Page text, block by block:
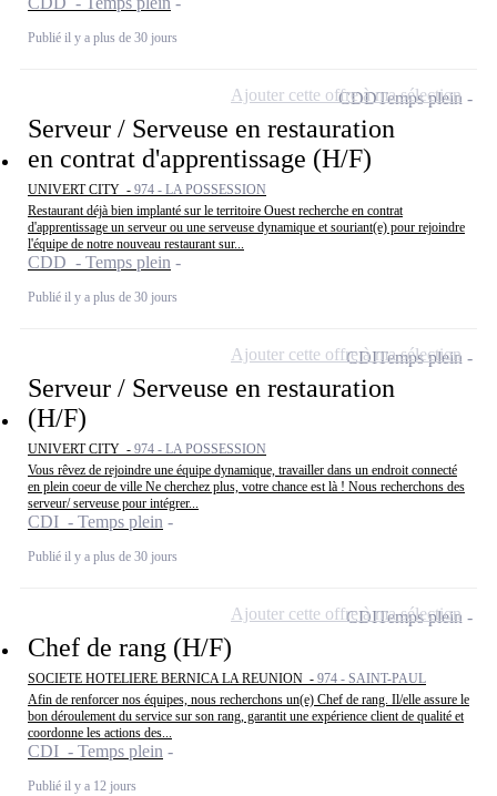
Publié il y a plus de 30 jours
Serveur / Serveuse en restauration
en contrat d'apprentissage (H/F)
UNIVERT CITY - 974 - LA POSSESSION
Restaurant déjà bien implanté sur le territoire Ouest recherche en contrat
d'apprentissage un serveur ou une serveuse dynamique et souriant(e) pour rejoindre
l'équipe de notre nouveau restaurant sur...
CDD - Temps plein
Publié il y a plus de 30 jours
CDDTemps plein
Ajouter cette offre à ma sélection
Serveur / Serveuse en restauration
(H/F)
UNIVERT CITY - 974 - LA POSSESSION
Vous rêvez de rejoindre une équipe dynamique, travailler dans un endroit connecté
en plein coeur de ville Ne cherchez plus, votre chance est là ! Nous recherchons des
serveur/ serveuse pour intégrer...
CDI - Temps plein
Publié il y a plus de 30 jours
CDITemps plein
Ajouter cette offre à ma sélection
Chef de rang (H/F)
SOCIETE HOTELIERE BERNICA LA REUNION - 974 - SAINT-PAUL
Afin de renforcer nos équipes, nous recherchons un(e) Chef de rang. Il/elle assure le
bon déroulement du service sur son rang, garantit une expérience client de qualité et
coordonne les actions des...
CDI - Temps plein
Publié il y a 12 jours
CDITemps plein
Ajouter cette offre à ma sélection